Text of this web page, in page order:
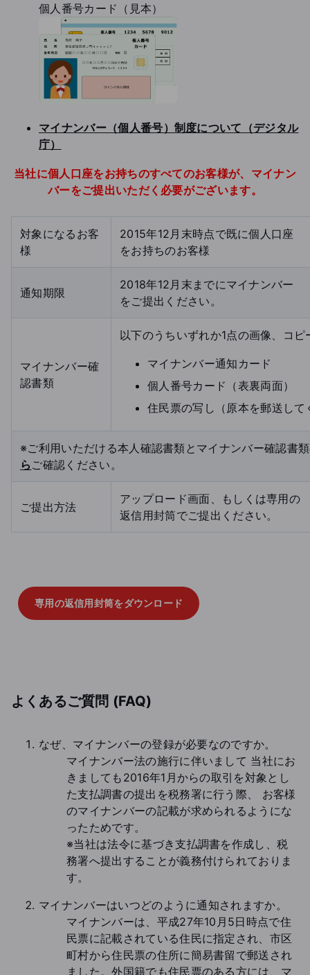
個人番号カード（見本）
マイナンバー（個人番号）制度について（デジタル
庁）
当社に個人口座をお持ちのすべてのお客様が、マイナン
バーをご提出いただく必要がございます。
対象になるお客
様
2015年12月末時点で既に個人口座
をお持ちのお客様
通知期限
2018年12月末までにマイナンバー
をご提出ください。
マイナンバー確
認書類
以下のうちいずれか1点の画像、コ
マイナンバー通知カード
個人番号カード（表裏両面）
住民票の写し（原本を郵送して
※ご利用いただける本人確認書類とマイナンバー確認書
ら ご確認ください。
ご提出方法
アップロード画面、もしくは専用の
返信用封筒でご提出ください。
専用の返信用封筒をダウンロード
よくあるご質問 (FAQ)
なぜ、マイナンバーの登録が必要なのですか。
マイナンバー法の施行に伴いまして 当社にお
きましても2016年1月からの取引を対象とし
た支払調書の提出を税務署に行う際、 お客様
のマイナンバーの記載が求められるようにな
ったためです。
※当社は法令に基づき支払調書を作成し、税
務署へ提出することが義務付けられておりま
す。
マイナンバーはいつどのように通知されますか。
マイナンバーは、平成27年10月5日時点で住
民票に記載されている住民に指定され、市区
町村から住民票の住所に簡易書留で郵送され
ました。外国籍でも住民票のある方には、マ